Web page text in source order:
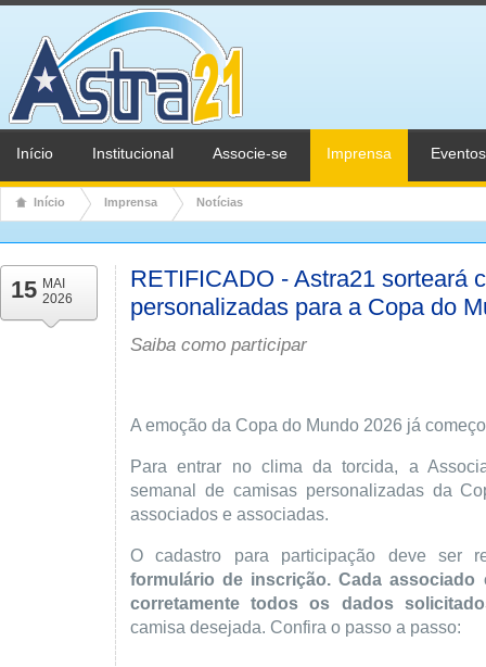
Início Institucional Associe-se Imprensa Eventos
Início Imprensa Notícias
15 MAI
2026
RETIFICADO - Astra21 sorteará
personalizadas para a Copa do
Saiba como participar
A emoção da Copa do Mundo 2026 já
Para entrar no clima da torcida, a
semanal de camisas personalizadas da
associados e associadas.
O cadastro para participação deve ser
formulário de inscrição. Cada associado
corretamente todos os dados
camisa desejada. Confira o passo a passo: